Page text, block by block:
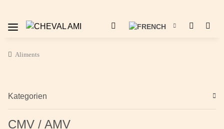
Aliments
CMV / AMV
Kategorien